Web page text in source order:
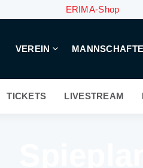
ERIMA-Shop
VEREIN
TICKETS LIVESTREAM